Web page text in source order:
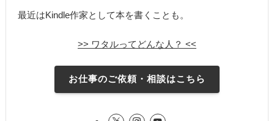
最近はKindle作家として本を書くことも。
>> ワタルってどんな人？ <<
お仕事のご依頼・相談はこちら